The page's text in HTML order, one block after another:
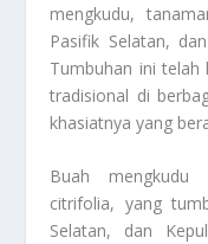
mengkudu,
Pasifik Selatan,
Tumbuhan ini telah
tradisional di
khasiatnya yang
Buah
citrifolia, yang
Selatan, dan